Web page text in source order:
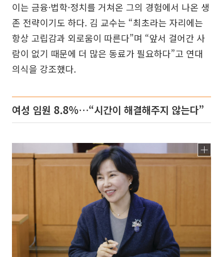
이는 금융·법학·정치를 거쳐온 그의 경험에서 나온 생
존 전략이기도 하다. 김 교수는 “최초라는 자리에는
항상 고립감과 외로움이 따른다”며 “앞서 걸어간 사
람이 없기 때문에 더 많은 동료가 필요하다”고 연대
의식을 강조했다.
여성 임원 8.8%…“시간이 해결해주지 않는다”